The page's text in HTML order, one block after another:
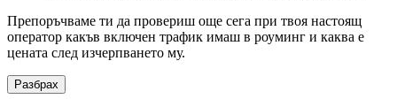
Препоръчваме ти да провериш още сега при твоя настоящ
оператор какъв включен трафик имаш в роуминг и каква е
цената след изчерпването му.
Разбрах